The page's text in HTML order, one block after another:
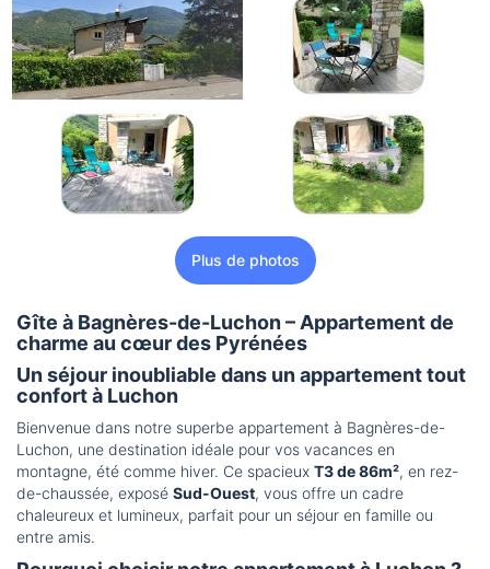
Plus de photos
Gîte à Bagnères-de-Luchon – Appartement de
charme au cœur des Pyrénées
Un séjour inoubliable dans un appartement tout
confort à Luchon
Bienvenue dans notre superbe appartement à Bagnères-de-
Luchon, une destination idéale pour vos vacances en
montagne, été comme hiver. Ce spacieux T3 de 86m², en rez-
de-chaussée, exposé Sud-Ouest, vous offre un cadre
chaleureux et lumineux, parfait pour un séjour en famille ou
entre amis.